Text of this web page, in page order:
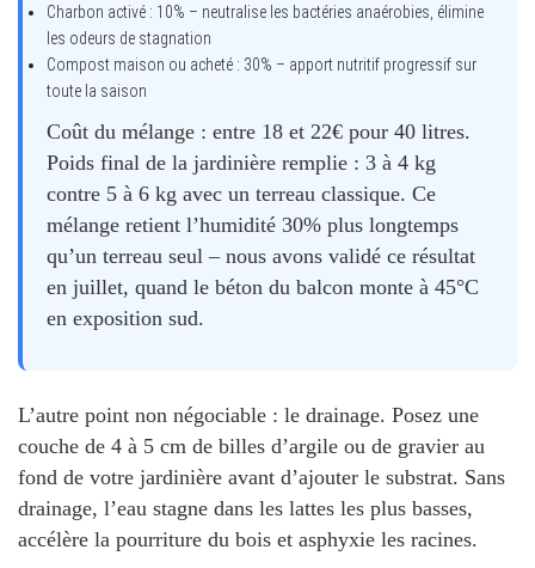
Charbon activé : 10% – neutralise les bactéries anaérobies, élimine
les odeurs de stagnation
Compost maison ou acheté : 30% – apport nutritif progressif sur
toute la saison
Coût du mélange : entre 18 et 22€ pour 40 litres.
Poids final de la jardinière remplie : 3 à 4 kg
contre 5 à 6 kg avec un terreau classique. Ce
mélange retient l’humidité 30% plus longtemps
qu’un terreau seul – nous avons validé ce résultat
en juillet, quand le béton du balcon monte à 45°C
en exposition sud.
L’autre point non négociable : le drainage. Posez une
couche de 4 à 5 cm de billes d’argile ou de gravier au
fond de votre jardinière avant d’ajouter le substrat. Sans
drainage, l’eau stagne dans les lattes les plus basses,
accélère la pourriture du bois et asphyxie les racines.